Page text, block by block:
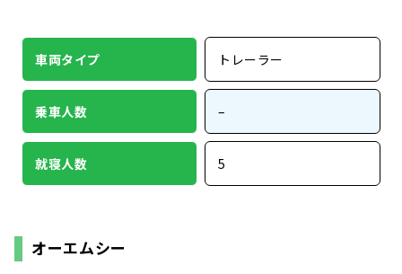
車両タイプ トレーラー
乗車人数 –
就寝人数 5
オーエムシー